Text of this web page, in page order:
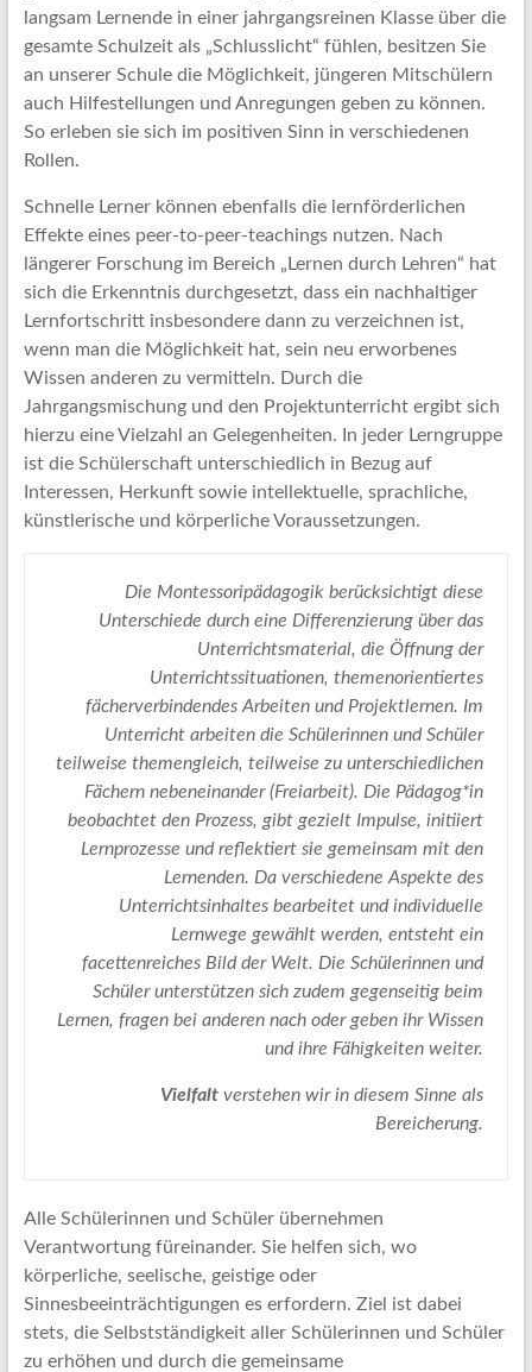
langsam Lernende in einer jahrgangsreinen Klasse über die
gesamte Schulzeit als „Schlusslicht“ fühlen, besitzen Sie
an unserer Schule die Möglichkeit, jüngeren Mitschülern
auch Hilfestellungen und Anregungen geben zu können.
So erleben sie sich im positiven Sinn in verschiedenen
Rollen.
Schnelle Lerner können ebenfalls die lernförderlichen
Effekte eines peer-to-peer-teachings nutzen. Nach
längerer Forschung im Bereich „Lernen durch Lehren“ hat
sich die Erkenntnis durchgesetzt, dass ein nachhaltiger
Lernfortschritt insbesondere dann zu verzeichnen ist,
wenn man die Möglichkeit hat, sein neu erworbenes
Wissen anderen zu vermitteln. Durch die
Jahrgangsmischung und den Projektunterricht ergibt sich
hierzu eine Vielzahl an Gelegenheiten. In jeder Lerngruppe
ist die Schülerschaft unterschiedlich in Bezug auf
Interessen, Herkunft sowie intellektuelle, sprachliche,
künstlerische und körperliche Voraussetzungen.
Die Montessoripädagogik berücksichtigt diese
Unterschiede durch eine Differenzierung über das
Unterrichtsmaterial, die Öffnung der
Unterrichtssituationen, themenorientiertes
fächerverbindendes Arbeiten und Projektlernen. Im
Unterricht arbeiten die Schülerinnen und Schüler
teilweise themengleich, teilweise zu unterschiedlichen
Fächern nebeneinander (Freiarbeit). Die Pädagog*in
beobachtet den Prozess, gibt gezielt Impulse, initiiert
Lernprozesse und reflektiert sie gemeinsam mit den
Lernenden. Da verschiedene Aspekte des
Unterrichtsinhaltes bearbeitet und individuelle
Lernwege gewählt werden, entsteht ein
facettenreiches Bild der Welt. Die Schülerinnen und
Schüler unterstützen sich zudem gegenseitig beim
Lernen, fragen bei anderen nach oder geben ihr Wissen
und ihre Fähigkeiten weiter.
Vielfaltverstehen wir in diesem Sinne als
Bereicherung.
Alle Schülerinnen und Schüler übernehmen
Verantwortung füreinander. Sie helfen sich, wo
körperliche, seelische, geistige oder
Sinnesbeeinträchtigungen es erfordern. Ziel ist dabei
stets, die Selbstständigkeit aller Schülerinnen und Schüler
zu erhöhen und durch die gemeinsame